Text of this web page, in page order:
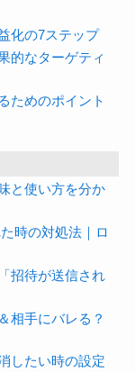
化の7ステップ
的なターゲティ
ためのポイント
と使い方を分か
時の対処法｜ロ
招待が送信され
相手にバレる？
したい時の設定